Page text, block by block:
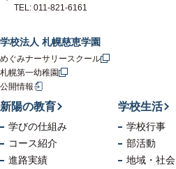
TEL: 011-821-6161
学校法人 札幌慈恵学園
めぐみナーサリースクール
札幌第一幼稚園
公開情報
新陽の教育
学びの仕組み
コース紹介
進路実績
学校生活
学校行事
部活動
地域・社会